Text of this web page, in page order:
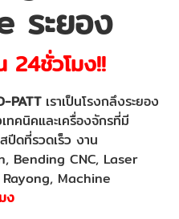
ระยอง
24ชั่วโมง!!
PATTเราเป็นโรงกลึงระยอง
ทคนิคและเครื่องจักรที่มี
ปีดที่รวดเร็ว งาน
Bending CNC, Laser
Machine
ง